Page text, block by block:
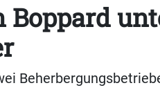
Boppard